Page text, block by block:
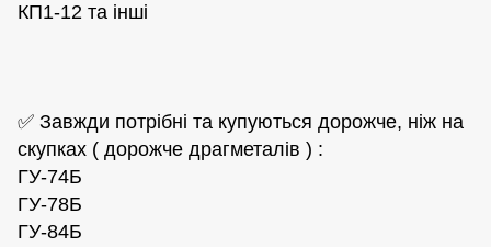
КП1-12 та інші
✅ Завжди потрібні та купуються дорожче, ніж на
скупках ( дорожче драгметалів ) :
ГУ-74Б
ГУ-78Б
ГУ-84Б